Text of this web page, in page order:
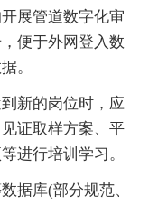
展管道数字化审
便于外网登入数
。
新的岗位时，应
证取样方案、平
进行培训学习。
库(部分规范、